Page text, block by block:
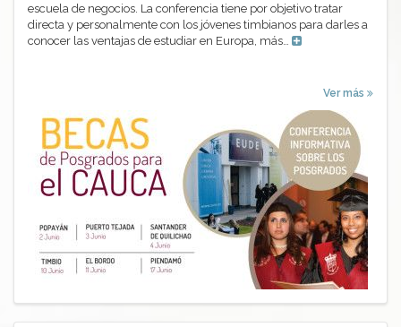
escuela de negocios. La conferencia tiene por objetivo tratar
directa y personalmente con los jóvenes timbianos para darles a
conocer las ventajas de estudiar en Europa, más…
Ver más